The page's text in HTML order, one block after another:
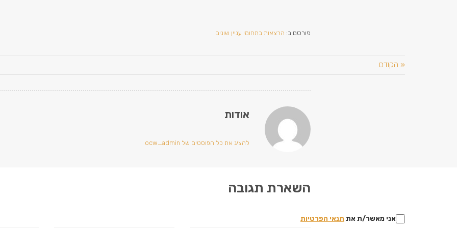
פורסם ב: הרצאות בתחומי עניין שונים
« הקודם
אודות
להציג את כל הפוסטים של ocw_admin
השארת תגובה
אני מאשר/ת את תנאי הפרטיות